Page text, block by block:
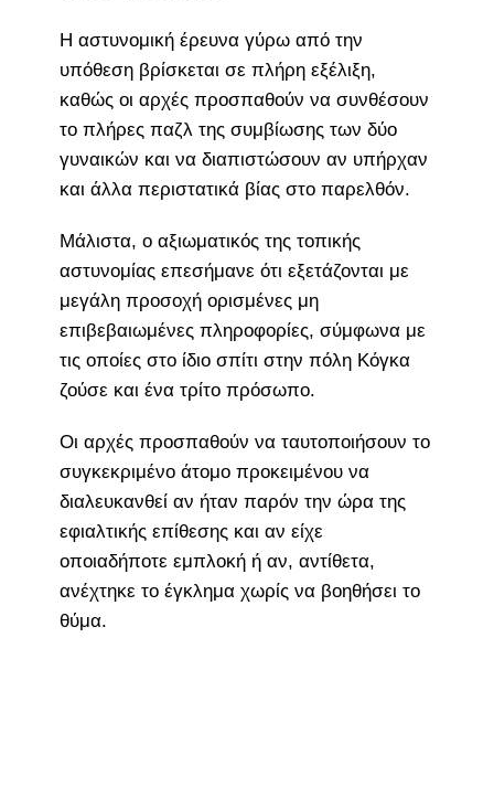
Η αστυνομική έρευνα γύρω από την
υπόθεση βρίσκεται σε πλήρη εξέλιξη,
καθώς οι αρχές προσπαθούν να συνθέσουν
το πλήρες παζλ της συμβίωσης των δύο
γυναικών και να διαπιστώσουν αν υπήρχαν
και άλλα περιστατικά βίας στο παρελθόν.
Μάλιστα, ο αξιωματικός της τοπικής
αστυνομίας επεσήμανε ότι εξετάζονται με
μεγάλη προσοχή ορισμένες μη
επιβεβαιωμένες πληροφορίες, σύμφωνα με
τις οποίες στο ίδιο σπίτι στην πόλη Κόγκα
ζούσε και ένα τρίτο πρόσωπο.
Οι αρχές προσπαθούν να ταυτοποιήσουν το
συγκεκριμένο άτομο προκειμένου να
διαλευκανθεί αν ήταν παρόν την ώρα της
εφιαλτικής επίθεσης και αν είχε
οποιαδήποτε εμπλοκή ή αν, αντίθετα,
ανέχτηκε το έγκλημα χωρίς να βοηθήσει το
θύμα.